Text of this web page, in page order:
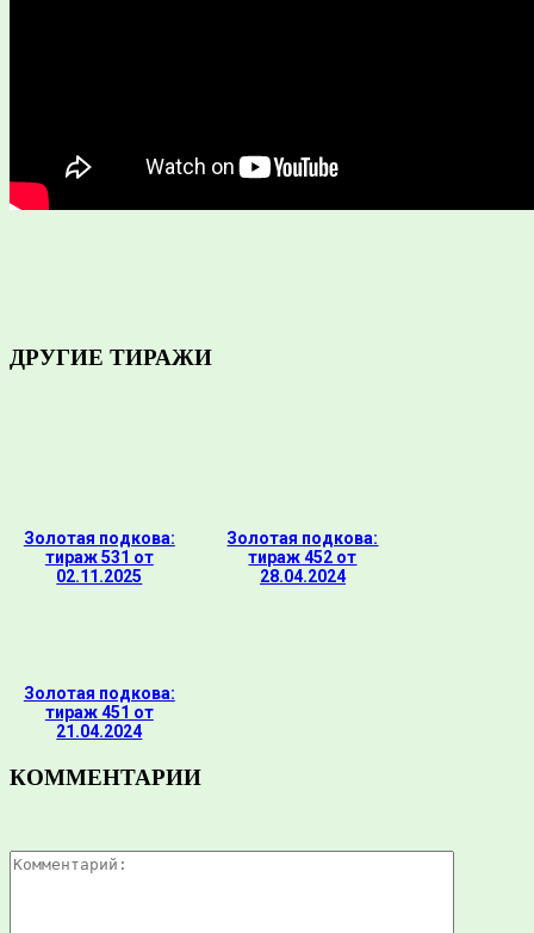
ДРУГИЕ ТИРАЖИ
Золотая подкова:
тираж 531 от
02.11.2025
Золотая подкова:
тираж 452 от
28.04.2024
Золотая подкова:
тираж 451 от
21.04.2024
КОММЕНТАРИИ